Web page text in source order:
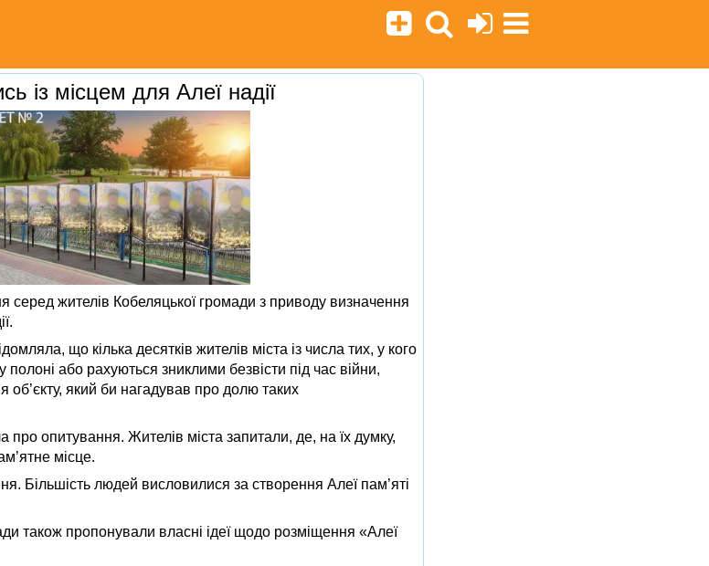
із місцем для Алеї надії
жителів Кобеляцької громади з приводу визначення
що кілька десятків жителів міста із числа тих, у кого
полоні або рахуються зниклими безвісти під час війни,
об’єкту, який би нагадував про долю таких
про опитування. Жителів міста запитали, де, на їх думку,
місце.
Більшість людей висловилися за створення Алеї пам’яті
також пропонували власні ідеї щодо розміщення «Алеї